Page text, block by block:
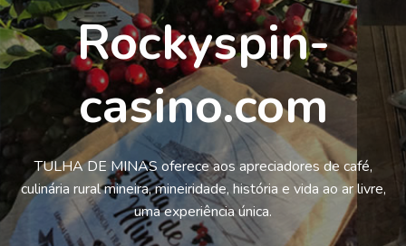
Rockyspin-
casino.com
TULHA DE MINAS oferece aos apreciadores de café,
culinária rural mineira, mineiridade, história e vida ao ar livre,
uma experiência única.